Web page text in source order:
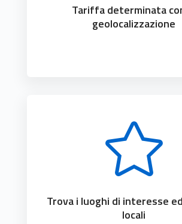
Tariffa determinata
geolocalizzazione

Trova i luoghi di interesse
locali